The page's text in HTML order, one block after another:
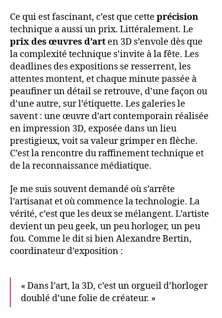
Ce qui est fascinant, c’est que cette précision
technique a aussi un prix. Littéralement. Le
prix des œuvres d’art en 3D s’envole dès que
la complexité technique s’invite à la fête. Les
deadlines des expositions se resserrent, les
attentes montent, et chaque minute passée à
peaufiner un détail se retrouve, d’une façon ou
d’une autre, sur l’étiquette. Les galeries le
savent : une œuvre d’art contemporain réalisée
en impression 3D, exposée dans un lieu
prestigieux, voit sa valeur grimper en flèche.
C’est la rencontre du raffinement technique et
de la reconnaissance médiatique.
Je me suis souvent demandé où s’arrête
l’artisanat et où commence la technologie. La
vérité, c’est que les deux se mélangent. L’artiste
devient un peu geek, un peu horloger, un peu
fou. Comme le dit si bien Alexandre Bertin,
coordinateur d’exposition :
« Dans l’art, la 3D, c’est un orgueil d’horloger
doublé d’une folie de créateur. »